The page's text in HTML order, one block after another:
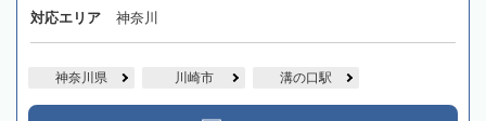
対応エリア 神奈川
神奈川県 川崎市 溝の口駅